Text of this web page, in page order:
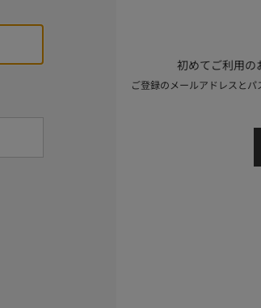
初めてご利用の
ご登録のメールアドレスと